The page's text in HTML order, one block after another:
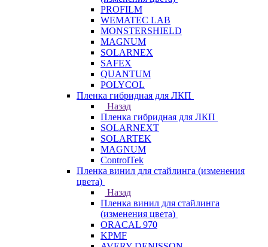
PROFILM
WEMATEC LAB
MONSTERSHIELD
MAGNUM
SOLARNEX
SAFEX
QUANTUM
POLYCOL
Пленка гибридная для ЛКП
Назад
Пленка гибридная для ЛКП
SOLARNEXT
SOLARTEK
MAGNUM
ControlTek
Пленка винил для стайлинга (изменения
цвета)
Назад
Пленка винил для стайлинга
(изменения цвета)
ORACAL 970
KPMF